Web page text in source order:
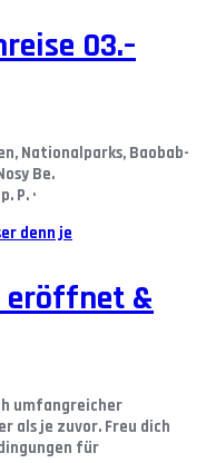
03.–
Nationalparks, Baobab-
Be.
P. ·
eröffnet &
umfangreicher
als je zuvor. Freu dich
für